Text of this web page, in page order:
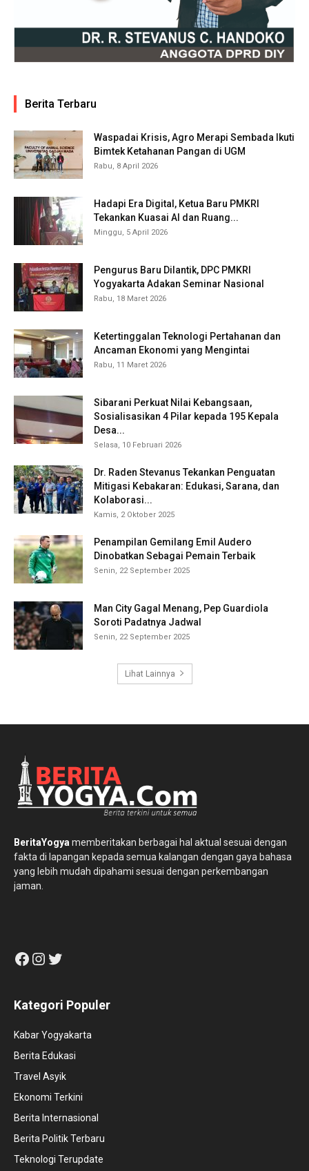
Berita Terbaru
Waspadai Krisis, Agro Merapi Sembada Ikuti
Bimtek Ketahanan Pangan di UGM
Rabu, 8 April 2026
Hadapi Era Digital, Ketua Baru PMKRI
Tekankan Kuasai AI dan Ruang...
Minggu, 5 April 2026
Pengurus Baru Dilantik, DPC PMKRI
Yogyakarta Adakan Seminar Nasional
Rabu, 18 Maret 2026
Ketertinggalan Teknologi Pertahanan dan
Ancaman Ekonomi yang Mengintai
Rabu, 11 Maret 2026
Sibarani Perkuat Nilai Kebangsaan,
Sosialisasikan 4 Pilar kepada 195 Kepala
Desa...
Selasa, 10 Februari 2026
Dr. Raden Stevanus Tekankan Penguatan
Mitigasi Kebakaran: Edukasi, Sarana, dan
Kolaborasi...
Kamis, 2 Oktober 2025
Penampilan Gemilang Emil Audero
Dinobatkan Sebagai Pemain Terbaik
Senin, 22 September 2025
Man City Gagal Menang, Pep Guardiola
Soroti Padatnya Jadwal
Senin, 22 September 2025
Lihat Lainnya
BeritaYogya memberitakan berbagai hal aktual sesuai dengan
fakta di lapangan kepada semua kalangan dengan gaya bahasa
yang lebih mudah dipahami sesuai dengan perkembangan
jaman.
Facebook
Instagram
Twitter
Kategori Populer
Kabar Yogyakarta
Berita Edukasi
Travel Asyik
Ekonomi Terkini
Berita Internasional
Berita Politik Terbaru
Teknologi Terupdate